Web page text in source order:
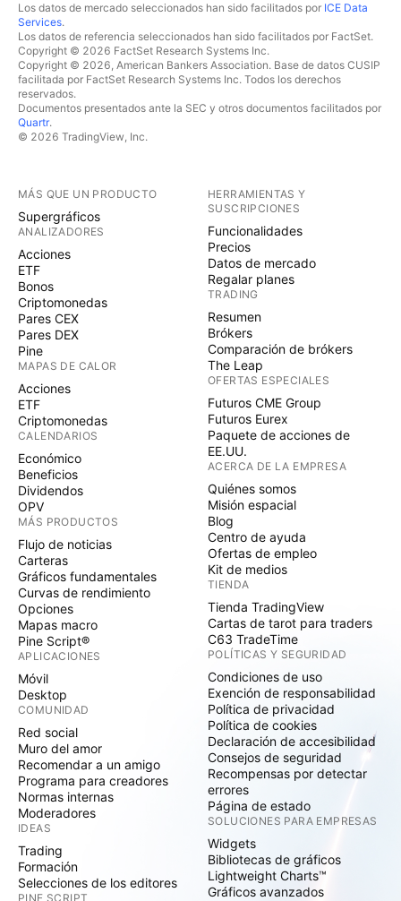
Los datos de mercado seleccionados han sido facilitados por ICE Data
Services.
Los datos de referencia seleccionados han sido facilitados por FactSet.
Copyright © 2026 FactSet Research Systems Inc.
Copyright © 2026, American Bankers Association. Base de datos CUSIP
facilitada por FactSet Research Systems Inc. Todos los derechos
reservados.
Documentos presentados ante la SEC y otros documentos facilitados por
Quartr.
© 2026 TradingView, Inc.
MÁS QUE UN PRODUCTO
Supergráficos
ANALIZADORES
Acciones
ETF
Bonos
Criptomonedas
Pares CEX
Pares DEX
Pine
MAPAS DE CALOR
Acciones
ETF
Criptomonedas
CALENDARIOS
Económico
Beneficios
Dividendos
OPV
MÁS PRODUCTOS
Flujo de noticias
Carteras
Gráficos fundamentales
Curvas de rendimiento
Opciones
Mapas macro
Pine Script®
APLICACIONES
Móvil
Desktop
COMUNIDAD
Red social
Muro del amor
Recomendar a un amigo
Programa para creadores
Normas internas
Moderadores
IDEAS
Trading
Formación
Selecciones de los editores
PINE SCRIPT
HERRAMIENTAS Y
SUSCRIPCIONES
Funcionalidades
Precios
Datos de mercado
Regalar planes
TRADING
Resumen
Brókers
Comparación de brókers
The Leap
OFERTAS ESPECIALES
Futuros CME Group
Futuros Eurex
Paquete de acciones de
EE.UU.
ACERCA DE LA EMPRESA
Quiénes somos
Misión espacial
Blog
Centro de ayuda
Ofertas de empleo
Kit de medios
TIENDA
Tienda TradingView
Cartas de tarot para traders
C63 TradeTime
POLÍTICAS Y SEGURIDAD
Condiciones de uso
Exención de responsabilidad
Política de privacidad
Política de cookies
Declaración de accesibilidad
Consejos de seguridad
Recompensas por detectar
errores
Página de estado
SOLUCIONES PARA EMPRESAS
Widgets
Bibliotecas de gráficos
Lightweight Charts™
Gráficos avanzados